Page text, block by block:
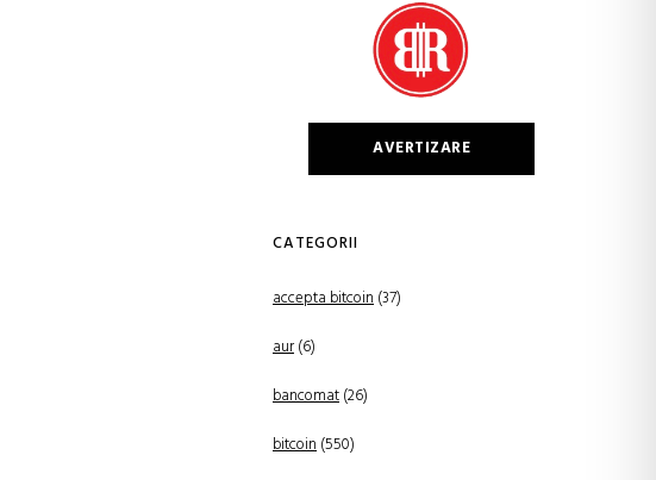
AVERTIZARE
CATEGORII
accepta bitcoin(37)
aur(6)
bancomat(26)
bitcoin(550)